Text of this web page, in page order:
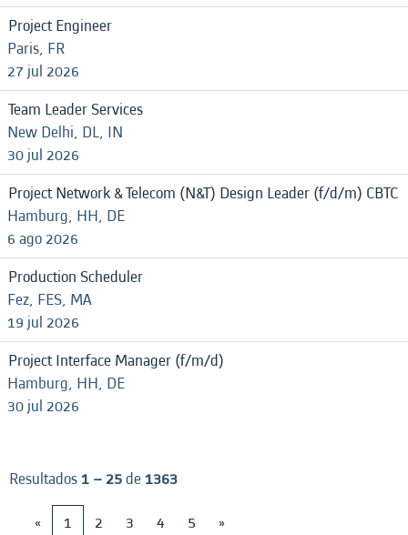
Project Engineer
Paris, FR
27 jul 2026
Team Leader Services
New Delhi, DL, IN
30 jul 2026
Project Network & Telecom (N&T) Design Leader (f/d/m) CBTC
Hamburg, HH, DE
6 ago 2026
Production Scheduler
Fez, FES, MA
19 jul 2026
Project Interface Manager (f/m/d)
Hamburg, HH, DE
30 jul 2026
Resultados1 – 25de1363
«
1 2 3 4 5 »